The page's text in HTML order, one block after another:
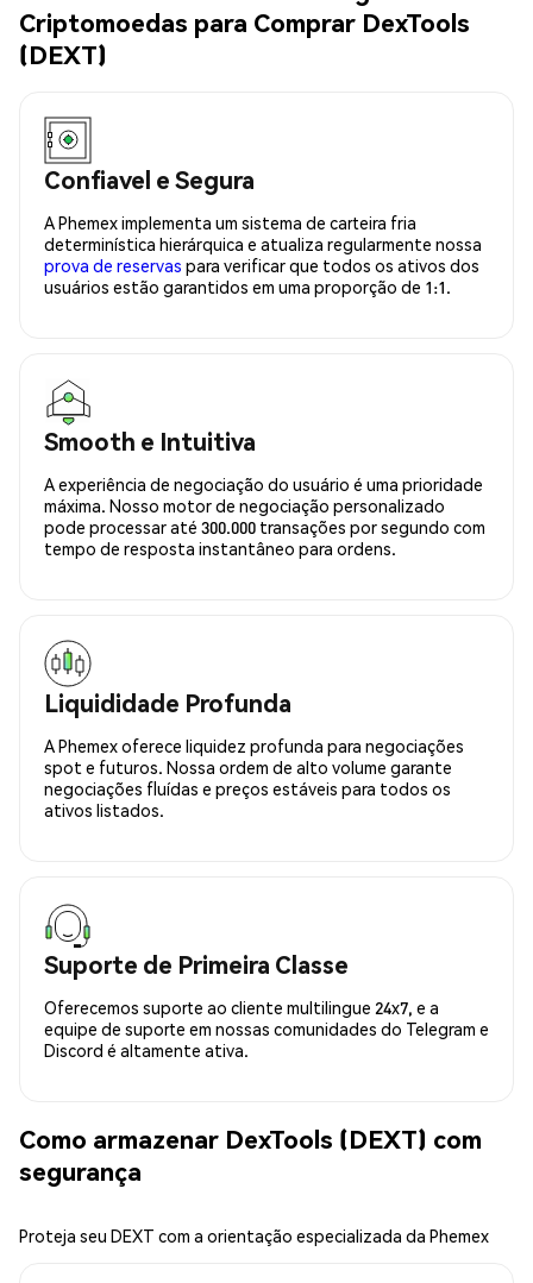
Criptomoedas para Comprar DexTools
(DEXT)
Confiavel e Segura
A Phemex implementa um sistema de carteira fria
determinística hierárquica e atualiza regularmente nossa
prova de reservas para verificar que todos os ativos dos
usuários estão garantidos em uma proporção de 1:1.
Smooth e Intuitiva
A experiência de negociação do usuário é uma prioridade
máxima. Nosso motor de negociação personalizado
pode processar até 300.000 transações por segundo com
tempo de resposta instantâneo para ordens.
Liquididade Profunda
A Phemex oferece liquidez profunda para negociações
spot e futuros. Nossa ordem de alto volume garante
negociações fluídas e preços estáveis para todos os
ativos listados.
Suporte de Primeira Classe
Oferecemos suporte ao cliente multilingue 24x7, e a
equipe de suporte em nossas comunidades do Telegram e
Discord é altamente ativa.
Como armazenar DexTools (DEXT) com
segurança
Proteja seu DEXT com a orientação especializada da Phemex